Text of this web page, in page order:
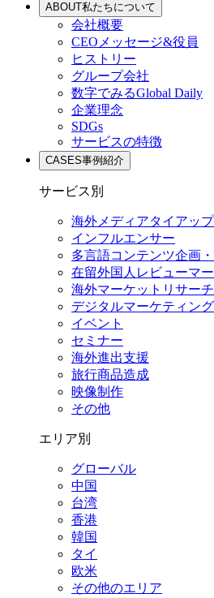
ABOUT私たちについて
会社概要
CEOメッセージ&役員
ヒストリー
グループ会社
数字でみるGlobal Daily
企業理念
SDGs
サービスの特徴
CASES事例紹介
サービス別
海外メディアタイアップ
インフルエンサー
多言語コンテンツ企画
在留外国⼈レビューマ
海外マーケットリサーチ
デジタルマーケティング
イベント
セミナー
海外進出支援
旅行商品造成
映像制作
その他
エリア別
グローバル
中国
台湾
香港
韓国
タイ
欧米
その他のエリア